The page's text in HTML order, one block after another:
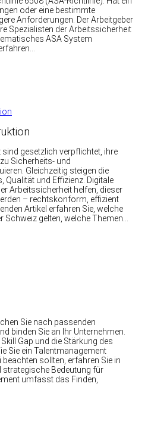
oder eine bestimmte
Anforderungen. Der Arbeitgeber
Spezialisten der Arbeitssicherheit
ASA System
gesetzlich verpflichtet, ihre
Sicherheits- und
Gleichzeitig steigen die
und Effizienz. Digitale
Arbeitssicherheit helfen, dieser
– rechtskonform, effizient
Artikel erfahren Sie, welche
Schweiz gelten, welche Themen…
Sie nach passenden
binden Sie an Ihr Unternehmen.
Gap und die Stärkung des
Sie ein Talentmanagement
sollten, erfahren Sie in
strategische Bedeutung für
umfasst das Finden,